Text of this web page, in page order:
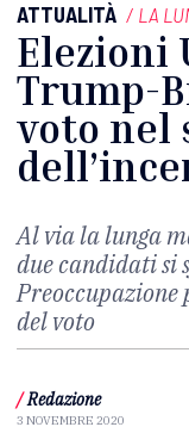
ATTUALITÀ / LA
Elezioni
Trump-
voto nel
Al via la lunga
due candidati si
del voto
/ Redazione
3 NOVEMBRE 2020